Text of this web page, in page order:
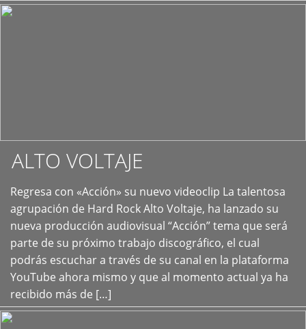
ALTO VOLTAJE
Regresa con «Acción» su nuevo videoclip La talentosa
agrupación de Hard Rock Alto Voltaje, ha lanzado su
nueva producción audiovisual “Acción” tema que será
parte de su próximo trabajo discográfico, el cual
podrás escuchar a través de su canal en la plataforma
YouTube ahora mismo y que al momento actual ya ha
recibido más de […]
+